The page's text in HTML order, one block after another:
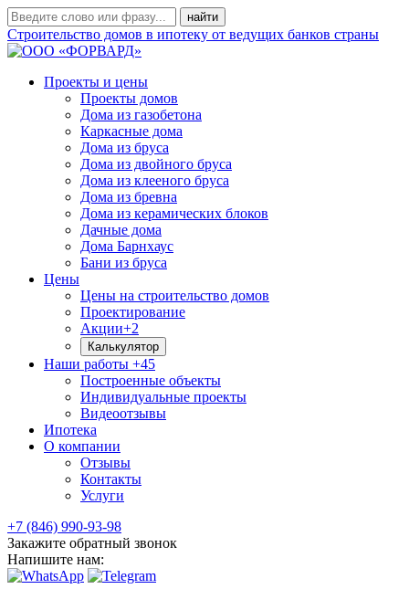
Строительство домов в ипотеку от ведущих банков страны
Проекты и цены
Проекты домов
Дома из газобетона
Каркасные дома
Дома из бруса
Дома из двойного бруса
Дома из клееного бруса
Дома из бревна
Дома из керамических блоков
Дачные дома
Дома Барнхаус
Бани из бруса
Цены
Цены на строительство домов
Проектирование
Акции+2
Калькулятор
Наши работы +45
Построенные объекты
Индивидуальные проекты
Видеоотзывы
Ипотека
О компании
Отзывы
Контакты
Услуги
+7 (846) 990-93-98
Закажите обратный звонок
Напишите нам: